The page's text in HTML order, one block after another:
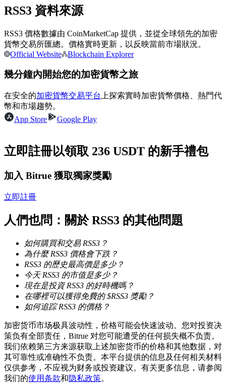
跟單
成為跟單交易員
合約資訊
包含交易情況等的大數據分析
RSS3 資料來源
RSS3 價格數據由 CoinMarketCap 提供，並從全球領先的加密
貨幣交易所匯總。價格實時更新，以反映當前市場狀況。
Official Website
Blockchain Explorer
幾分鐘內開始您的加密貨幣之旅
在安全的加密貨幣交易平台 上探索實時加密貨幣價格、熱門代
幣和市場趨勢。
App Store
Google Play
立即註冊以領取 236 USDT 的新手禮包
加入 Bitrue 獲取獨家獎勵
立即註冊
人們也問：關於 RSS3 的其他問題
如何購買和交易 RSS3？
為什麼 RSS3 價格會下跌？
RSS3 的歷史最高價是多少？
今天 RSS3 的市值是多少？
現在是投資 RSS3 的好時機嗎？
在哪裡可以獲得免費的 $RSS3 獎勵？
如何追踪 RSS3 的價格？
加密货币市场极具波动性，价格可能会快速波动。您对投资决
策负有全部责任，Bitrue 对您可能遭受的任何损失概不负责。
我们依赖第三方来源获取上述加密货币的价格和其他数据，对
其可靠性或准确性不负责。本平台提供的信息及任何相关材料
仅供参考，不应视为财务或投资建议。有关更多信息，请参阅
我们的使用条款和隐私政策。